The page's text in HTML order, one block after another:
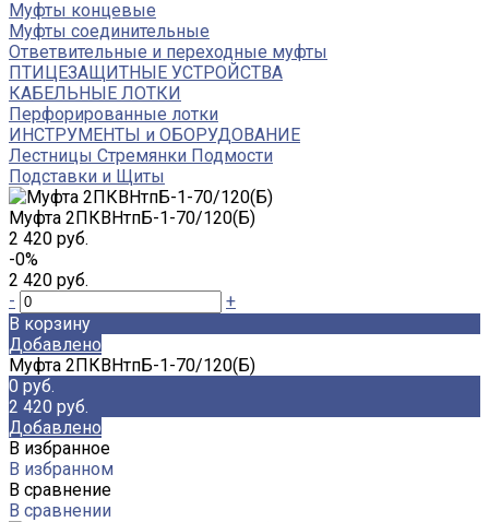
Муфты концевые
Муфты соединительные
Ответвительные и переходные муфты
ПТИЦЕЗАЩИТНЫЕ УСТРОЙСТВА
КАБЕЛЬНЫЕ ЛОТКИ
Перфорированные лотки
ИНСТРУМЕНТЫ и ОБОРУДОВАНИЕ
Лестницы Стремянки Подмости
Подставки и Щиты
Муфта 2ПКВНтпБ-1-70/120(Б)
2 420 руб.
-0%
2 420 руб.
-
+
В корзину
Добавлено
Муфта 2ПКВНтпБ-1-70/120(Б)
0 руб.
2 420 руб.
Добавлено
В избранное
В избранном
В сравнение
В сравнении